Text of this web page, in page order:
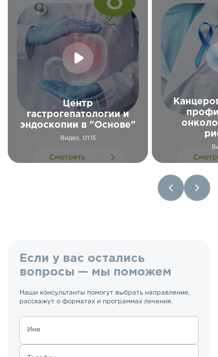
Центр
гастрогепатологии и
эндоскопии в "Основе"
Видео, 01:15
Если у вас остались
вопросы — мы поможем
Наши консультанты помогут выбрать направление,
расскажут о форматах и программах лечения.
Имя